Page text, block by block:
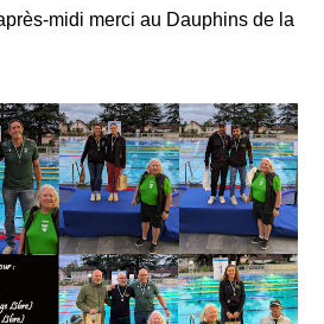
midi merci au Dauphins de la